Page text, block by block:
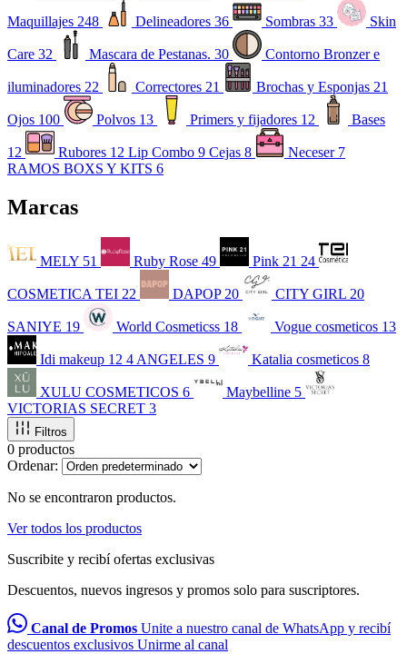
Maquillajes 248 Delineadores 36 Sombras 33 Skin
Care 32 Mascara de Pestanas. 30 Contorno Bronzer e
iluminadores 22 Correctores 21 Brochas y Esponjas 21
Ojos 100 Polvos 13 Primers y fijadores 12 Bases
12 Rubores 12 Lip Combo 9 Cejas 8 Neceser 7
RAMOS BOXS Y KITS 6
Marcas
MELY 51 Ruby Rose 49 Pink 21 24
COSMETICA TEI 22 DAPOP 20 CITY GIRL 20
SANIYE 19 World Cosmeticss 18 Vogue cosmeticos 13
Idi makeup 12 4 ANGELES 9 Katalia cosmeticos 8
XULU COSMETICOS 6 Maybelline 5
VICTORIAS SECRET 3
Filtros
0 productos
Ordenar:
No se encontraron productos.
Ver todos los productos
Suscribite y recibí ofertas exclusivas
Descuentos, nuevos ingresos y promos solo para suscriptores.
Canal de Promos Unite a nuestro canal de WhatsApp y recibí
descuentos exclusivos Unirme al canal